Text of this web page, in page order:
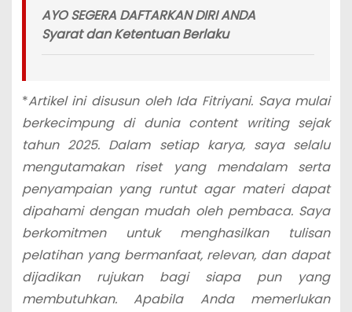
AYO SEGERA DAFTARKAN DIRI ANDA
Syarat dan Ketentuan Berlaku
*Artikel ini disusun oleh Ida Fitriyani. Saya mulai
berkecimpung di dunia content writing sejak
tahun 2025. Dalam setiap karya, saya selalu
mengutamakan riset yang mendalam serta
penyampaian yang runtut agar materi dapat
dipahami dengan mudah oleh pembaca. Saya
berkomitmen untuk menghasilkan tulisan
pelatihan yang bermanfaat, relevan, dan dapat
dijadikan rujukan bagi siapa pun yang
membutuhkan. Apabila Anda memerlukan